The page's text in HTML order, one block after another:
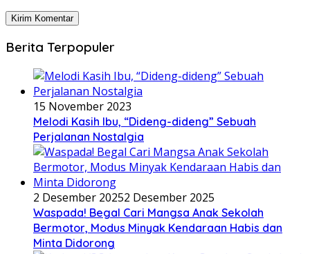
Berita Terpopuler
15 November 2023
Melodi Kasih Ibu, “Dideng-dideng” Sebuah
Perjalanan Nostalgia
2 Desember 20252 Desember 2025
Waspada! Begal Cari Mangsa Anak Sekolah
Bermotor, Modus Minyak Kendaraan Habis dan
Minta Didorong